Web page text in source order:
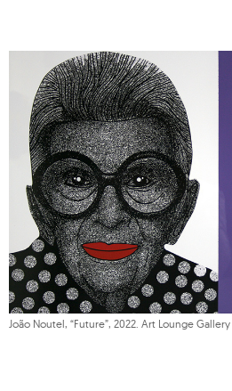
João Noutel, “Future”, 2022. Art Lounge